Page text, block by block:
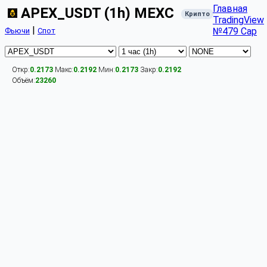
APEX_USDT (1h) MEXC Крипто
Фьючи | Спот
Главная
TradingView
№479 Cap
Откр:0.2173 Макс:0.2192 Мин:0.2173 Закр:0.2192
Объём:23260